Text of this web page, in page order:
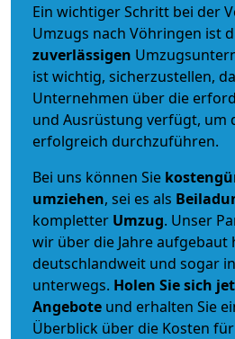
Ein wichtiger Schritt bei der
Umzugs nach Vöhringen ist
zuverlässigen
ist wichtig, sicherzustellen,
Unternehmen über die
und Ausrüstung verfügt, um
erfolgreich durchzuführen.
Bei uns können Sie
umziehen, sei es als
kompletter Umzug. Unser
wir über die Jahre aufgebaut
deutschlandweit und sogar
unterwegs. Holen Sie sich
Angebote und erhalten Sie
Überblick über die Kosten